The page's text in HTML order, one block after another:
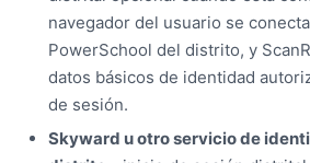
navegador del usuario se
PowerSchool del distrito, y
datos básicos de identidad
de sesión.
Skyward u otro servicio de